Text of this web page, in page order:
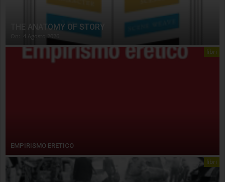
THE ANATOMY OF STORY
4 Agosto 2026
libri
EMPIRISMO ERETICO
libri